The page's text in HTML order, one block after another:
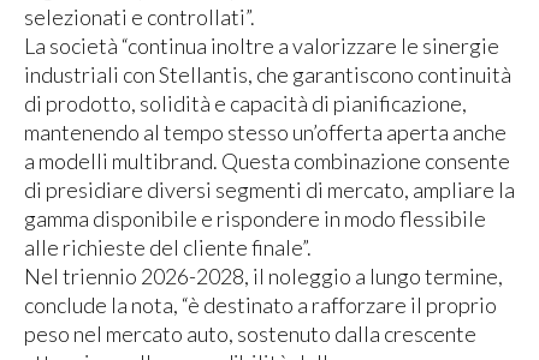
selezionati e controllati”.
La società “continua inoltre a valorizzare le sinergie
industriali con Stellantis, che garantiscono continuità
di prodotto, solidità e capacità di pianificazione,
mantenendo al tempo stesso un’offerta aperta anche
a modelli multibrand. Questa combinazione consente
di presidiare diversi segmenti di mercato, ampliare la
gamma disponibile e rispondere in modo flessibile
alle richieste del cliente finale”.
Nel triennio 2026-2028, il noleggio a lungo termine,
conclude la nota, “è destinato a rafforzare il proprio
peso nel mercato auto, sostenuto dalla crescente